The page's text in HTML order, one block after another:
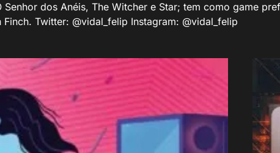
Senhor dos Anéis, The Witcher e Star; tem como game
Finch. Twitter: @vidal_felip Instagram: @vidal_felip